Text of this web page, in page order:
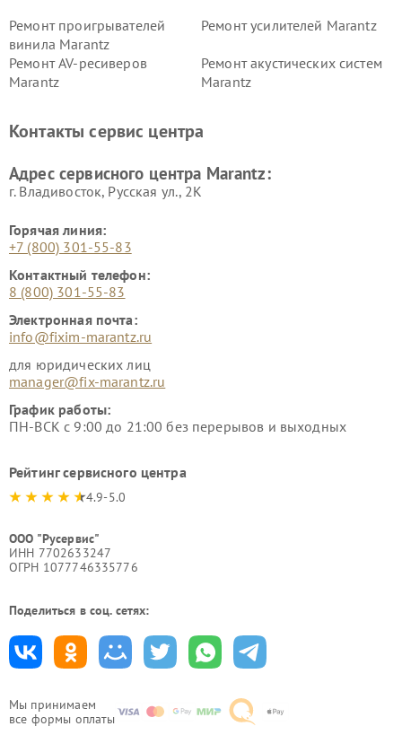
Мы принимаем
все формы оплаты
Ремонт проигрывателей
винила Marantz
Ремонт усилителей Marantz
Ремонт AV-ресиверов
Marantz
Ремонт акустических систем
Marantz
Контакты сервис центра
Адрес сервисного центра Marantz:
г. Владивосток, Русская ул., 2К
Горячая линия:
+7 (800) 301-55-83
Контактный телефон:
8 (800) 301-55-83
Электронная почта:
info@fixim-marantz.ru
для юридических лиц
manager@fix-marantz.ru
График работы:
ПН-ВСК с 9:00 до 21:00 без перерывов и выходных
Рейтинг сервисного центра
4.9-5.0
ООО "Русервис"
ИНН 7702633247
ОГРН 1077746335776
Поделиться в соц. сетях: